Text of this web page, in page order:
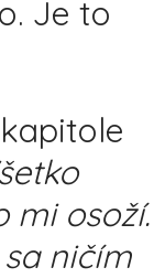
Je to
mi osoží.
ničím